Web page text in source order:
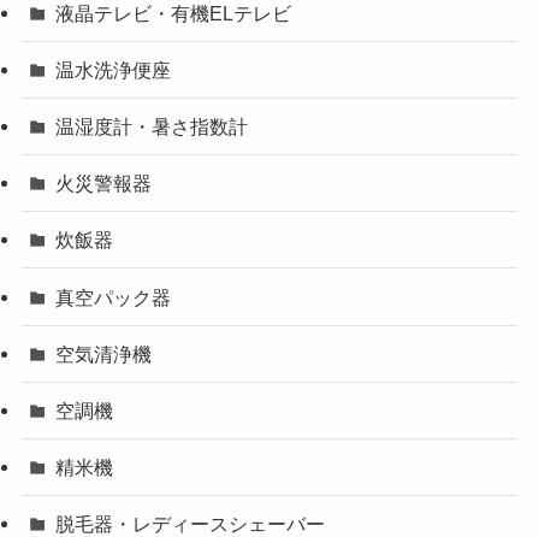
液晶テレビ・有機ELテレビ
温水洗浄便座
温湿度計・暑さ指数計
火災警報器
炊飯器
真空パック器
空気清浄機
空調機
精米機
脱毛器・レディースシェーバー